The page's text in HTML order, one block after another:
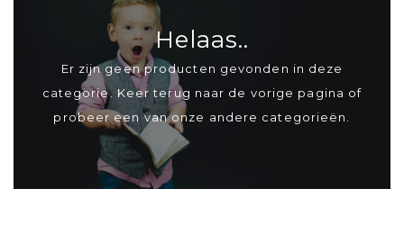
Helaas..
Er zijn geen producten gevonden in deze
categorie. Keer terug naar de vorige pagina of
probeer een van onze andere categorieën.